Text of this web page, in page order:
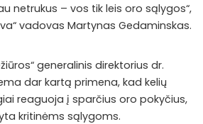
netrukus – vos tik leis oro sąlygos“,
vadovas Martynas Gedaminskas.
generalinis direktorius dr.
dar kartą primena, kad kelių
reaguoja į sparčius oro pokyčius,
kritinėms sąlygoms.